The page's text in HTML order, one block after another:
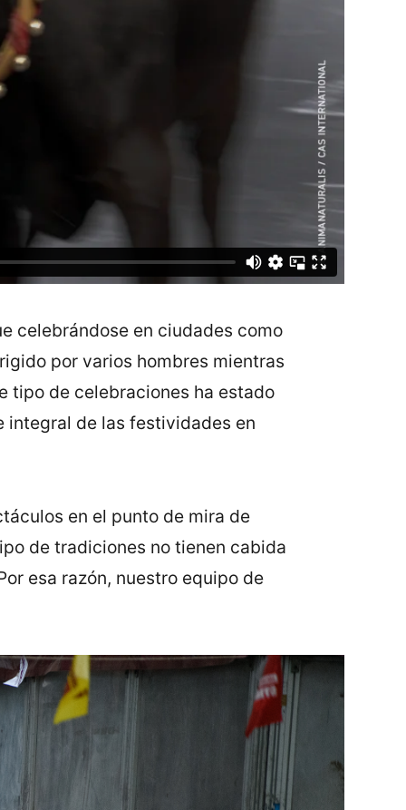
celebrándose en ciudades como
por varios hombres mientras
tipo de celebraciones ha estado
integral de las festividades en
en el punto de mira de
de tradiciones no tienen cabida
esa razón, nuestro equipo de